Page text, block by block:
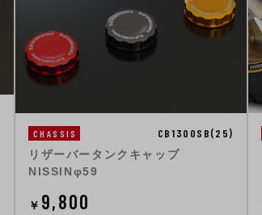
CHASSIS CB1300SB(25)
リザーバータンクキャップ
NISSINφ59
￥ 9,800